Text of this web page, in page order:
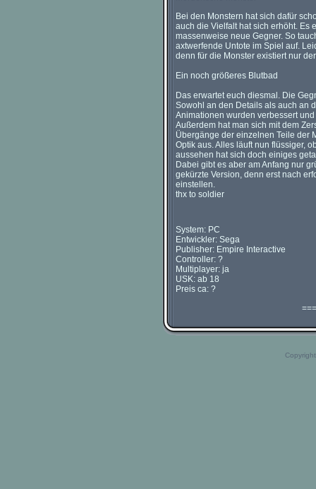
Bei den Monstern hat sich dafür
auch die Vielfalt hat sich erhöht. Es
massenweise neue Gegner. So
axtwerfende Untote im Spiel auf.
denn für die Monster existiert nur
Ein noch größeres Blutbad
Das erwartet euch diesmal. Die
Sowohl an den Details als auch an
Animationen wurden verbessert
Außerdem hat man sich mit dem
Übergänge der einzelnen Teile der
Optik aus. Alles läuft nun flüssiger,
aussehen hat sich doch einiges
Dabei gibt es aber am Anfang nur
gekürzte Version, denn erst nach
einstellen.
thx to soldier
System: PC
Entwickler: Sega
Publisher: Empire Interactive
Controller: ?
Multiplayer: ja
USK: ab 18
Preis ca: ?